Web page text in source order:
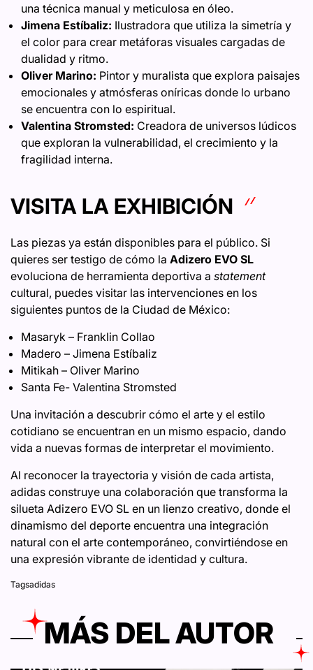
una técnica manual y meticulosa en óleo.
Jimena Estíbaliz: Ilustradora que utiliza la simetría y
el color para crear metáforas visuales cargadas de
dualidad y ritmo.
Oliver Marino: Pintor y muralista que explora paisajes
emocionales y atmósferas oníricas donde lo urbano
se encuentra con lo espiritual.
Valentina Stromsted: Creadora de universos lúdicos
que exploran la vulnerabilidad, el crecimiento y la
fragilidad interna.
VISITA LA EXHIBICIÓN
Las piezas ya están disponibles para el público. Si
quieres ser testigo de cómo la Adizero EVO SL
evoluciona de herramienta deportiva a statement
cultural, puedes visitar las intervenciones en los
siguientes puntos de la Ciudad de México:
Masaryk – Franklin Collao
Madero – Jimena Estíbaliz
Mitikah – Oliver Marino
Santa Fe- Valentina Stromsted
Una invitación a descubrir cómo el arte y el estilo
cotidiano se encuentran en un mismo espacio, dando
vida a nuevas formas de interpretar el movimiento.
Al reconocer la trayectoria y visión de cada artista,
adidas construye una colaboración que transforma la
silueta Adizero EVO SL en un lienzo creativo, donde el
dinamismo del deporte encuentra una integración
natural con el arte contemporáneo, convirtiéndose en
una expresión vibrante de identidad y cultura.
Tagsadidas
MÁS DEL AUTOR